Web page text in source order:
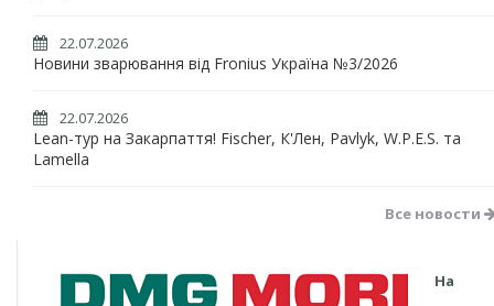
22.07.2026
Новини зварювання від Fronius Україна №3/2026
22.07.2026
Lean-тур на Закарпаття! Fischer, К'Лен, Pavlyk, W.P.E.S. та
Lamella
Все новости
На